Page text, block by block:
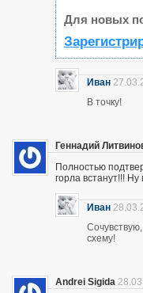
Для новых
Иван
В точку!
Геннадий
Полностью
горла встанут!!!
Иван
схему!
Andrei Sigida